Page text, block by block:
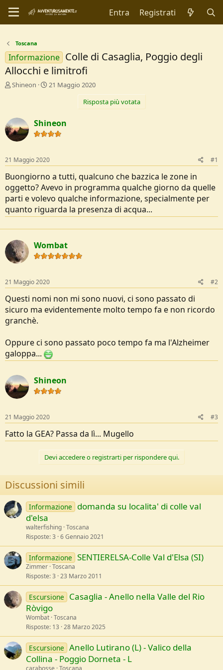
Entra Registrati
Toscana
Informazione Colle di Casaglia, Poggio degli
Allocchi e limitrofi
C
t
o
r
D
i
s
u
s
s
i
o
e
Shineon
D
d
I
i
z
i
21 Maggio 2020
Risposta più votata
Shineon
21 Maggio 2020 #1
Buongiorno a tutti, qualcuno che bazzica le zone in
oggetto? Avevo in programma qualche giorno da quelle
parti e volevo qualche informazione, specialmente per
quanto riguarda la presenza di acqua...
Wombat
21 Maggio 2020 #2
Questi nomi non mi sono nuovi, ci sono passato di
sicuro ma evidentemente molto tempo fa e non ricordo
granchè.
Oppure ci sono passato poco tempo fa ma l'Alzheimer
galoppa...
Shineon
21 Maggio 2020 #3
Fatto la GEA? Passa da lì... Mugello
Devi accedere o registrarti per rispondere qui.
Discussioni simili
Informazione
domanda su localita' di colle val
d'elsa
walterfishing Toscana
Risposte 3 6 Gennaio 2021
Informazione SENTIERELSA-Colle Val d'Elsa (SI)
Zimmer Toscana
Risposte 3 23 Marzo 2011
Escursione
Casaglia - Anello nella Valle del Rio
Ròvigo
Wombat Toscana
Risposte 13 28 Marzo 2025
Escursione Anello Lutirano (L) - Valico della
Collina - Poggio Dorneta - L
carabosse Toscana